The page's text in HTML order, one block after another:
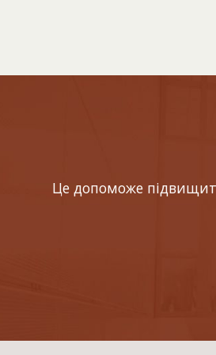
Це допоможе